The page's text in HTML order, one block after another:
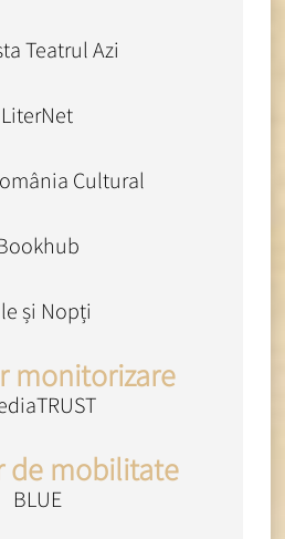
Teatrul Azi
LiterNet
Cultural
și Nopți
monitorizare
de mobilitate
BLUE